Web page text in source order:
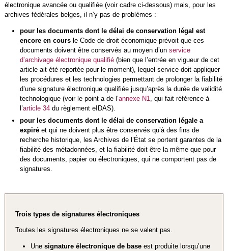
électronique avancée ou qualifiée (voir cadre ci-dessous) mais, pour les
archives fédérales belges, il n’y pas de problèmes :
pour les documents dont le délai de conservation légal est
encore en coursle Code de droit économique prévoit que ces
documents doivent être conservés au moyen d’un service
d’archivage électronique qualifié(bien que l’entrée en vigueur de cet
article ait été reportée pour le moment), lequel service doit appliquer
les procédures et les technologies permettant de prolonger la fiabilité
d’une signature électronique qualifiée jusqu’après la durée de validité
technologique (voir le point a de l’annexe N1
, qui fait référence à
l’article 34du règlement eIDAS).
pour les documents dont le délai de conservation légale a
expiréet qui ne doivent plus être conservés qu’à des fins de
recherche historique, les Archives de l’État se portent garantes de la
fiabilité des métadonnées, et la fiabilité doit être la même que pour
des documents, papier ou électroniques, qui ne comportent pas de
signatures.
Trois types de signatures électroniques
Toutes les signatures électroniques ne se valent pas.
Une signature électronique de baseest produite lorsqu’une